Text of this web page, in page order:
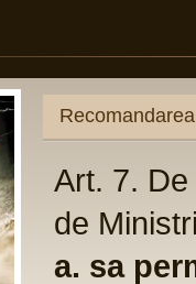
Art. 7.
de
a. sa